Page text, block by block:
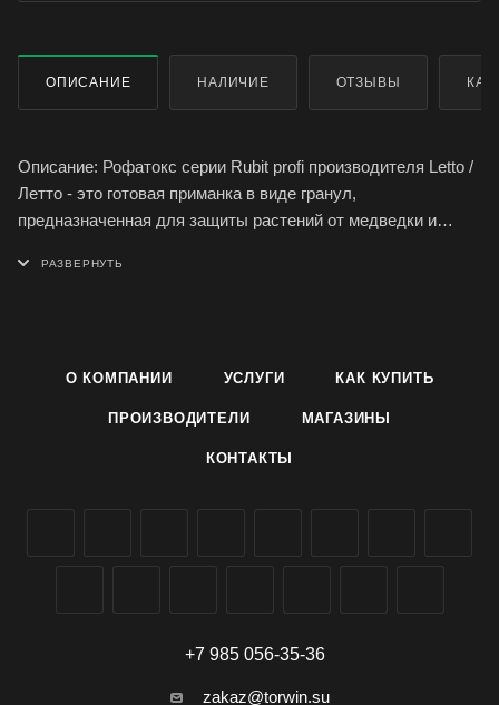
ОПИСАНИЕ НАЛИЧИЕ ОТЗЫВЫ
Описание: Рофатокс серии Rubit profi производителя Letto /
Летто - это готовая приманка в виде гранул,
предназначенная для защиты растений от медведки и
изготовлены на основе имидаклоприда (5 г/кг ); гибель
О КОМПАНИИ УСЛУГИ КАК КУПИТЬ
ПРОИЗВОДИТЕЛИ МАГАЗИНЫ
КОНТАКТЫ
+7 985 056-35-36
zakaz@torwin.su